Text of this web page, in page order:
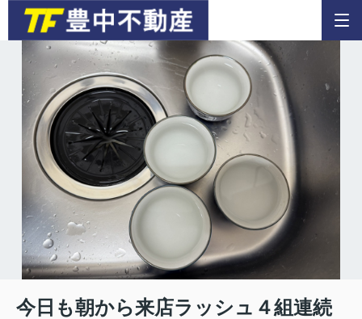
今日も朝から来店ラッシュ４組連続